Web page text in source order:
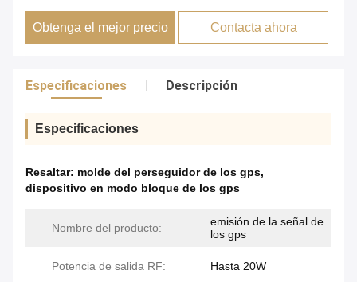
Obtenga el mejor precio Contacta ahora
Especificaciones Descripción
Especificaciones
Resaltar: molde del perseguidor de los gps,
dispositivo en modo bloque de los gps
Nombre del producto:
emisión de la señal de
los gps
Potencia de salida RF: Hasta 20W